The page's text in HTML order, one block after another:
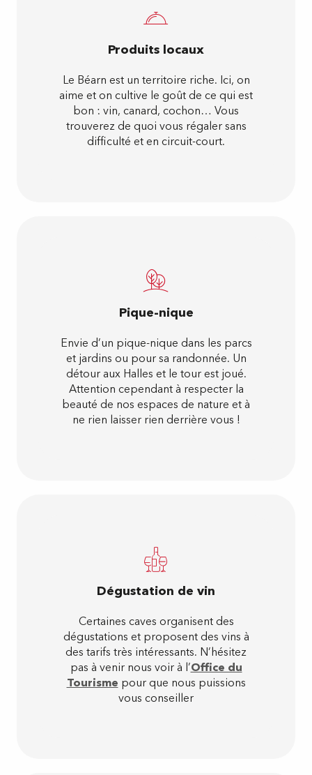
Produits locaux
Le Béarn est un territoire riche. Ici, on
aime et on cultive le goût de ce qui est
bon : vin, canard, cochon… Vous
trouverez de quoi vous régaler sans
difficulté et en circuit-court.
Pique-nique
Envie d’un pique-nique dans les parcs
et jardins ou pour sa randonnée. Un
détour aux Halles et le tour est joué.
Attention cependant à respecter la
beauté de nos espaces de nature et à
ne rien laisser rien derrière vous !
Dégustation de vin
Certaines caves organisent des
dégustations et proposent des vins à
des tarifs très intéressants. N’hésitez
pas à venir nous voir à l’Office du
Tourisme pour que nous puissions
vous conseiller